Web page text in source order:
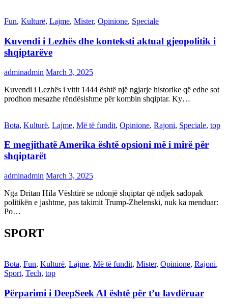
Fun, Kulturë, Lajme, Mister, Opinione, Speciale
Kuvendi i Lezhës dhe konteksti aktual gjeopolitik i
shqiptarëve
adminadmin March 3, 2025
Kuvendi i Lezhës i vitit 1444 është një ngjarje historike që edhe sot
prodhon mesazhe rëndësishme për kombin shqiptar. Ky…
Bota, Kulturë, Lajme, Më të fundit, Opinione, Rajoni, Speciale, top
E megjithatë Amerika është opsioni më i mirë për
shqiptarët
adminadmin March 3, 2025
Nga Dritan Hila Vështirë se ndonjë shqiptar që ndjek sadopak
politikën e jashtme, pas takimit Trump-Zhelenski, nuk ka menduar:
Po…
SPORT
Bota, Fun, Kulturë, Lajme, Më të fundit, Mister, Opinione, Rajoni,
Sport, Tech, top
Përparimi i DeepSeek AI është për t’u lavdëruar